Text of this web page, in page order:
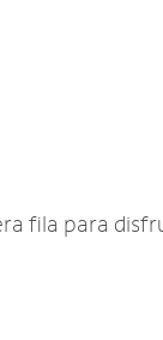
fila para